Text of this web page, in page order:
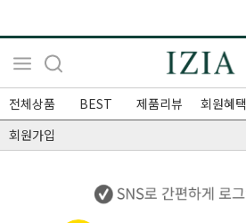
전체상품 BEST 제품리뷰 회원혜택
회원가입